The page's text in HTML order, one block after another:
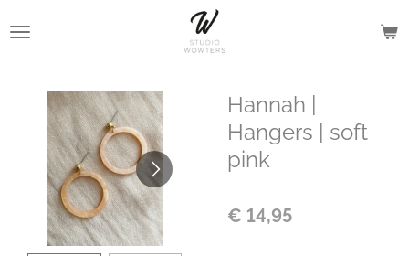
direct
hoofdinhoud
Hannah |
Hangers | soft
pink
€ 14,95